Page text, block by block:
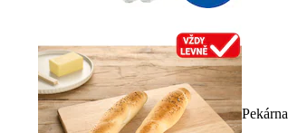
Pekárna